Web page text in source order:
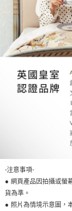
-注意事項-
● 網頁產品因拍攝或螢
貨為準。
● 照片為情境示意圖，